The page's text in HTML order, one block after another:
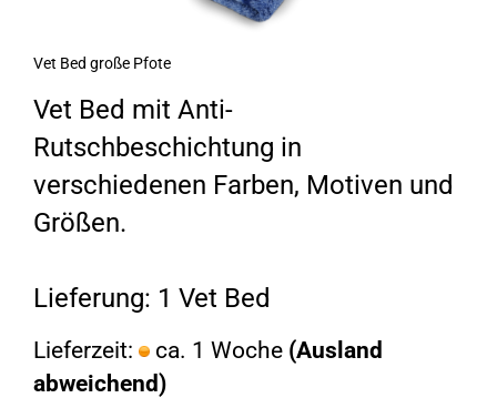
Vet Bed große Pfote
Vet Bed mit Anti-
Rutschbeschichtung in
verschiedenen Farben, Motiven und
Größen.
Lieferung: 1 Vet Bed
Lieferzeit: ca. 1 Woche (Ausland
abweichend)